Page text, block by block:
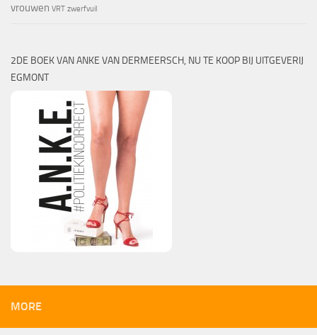
vrouwen VRT zwerfvuil
2DE BOEK VAN ANKE VAN DERMEERSCH, NU TE KOOP BIJ UITGEVERIJ
EGMONT
MORE